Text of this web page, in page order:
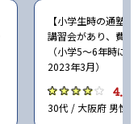
【小学生時の通塾
講習会があり、費
（小学5〜6年時に
2023年3月）
4.0
30代 / 大阪府 男性